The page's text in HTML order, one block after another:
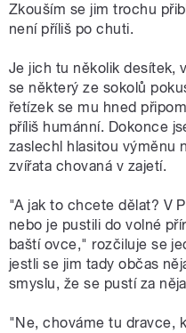
Zkouším se jim trochu
není příliš po chuti.
Je jich tu několik desítek,
se některý ze sokolů
řetízek se mu hned
příliš humánní. Dokonce
zaslechl hlasitou výměnu
zvířata chovaná v zajetí.
"A jak to chcete dělat? V
nebo je pustili do volné
baští ovce," rozčiluje se
jestli se jim tady občas
smyslu, že se pustí za
"Ne, chováme tu dravce,